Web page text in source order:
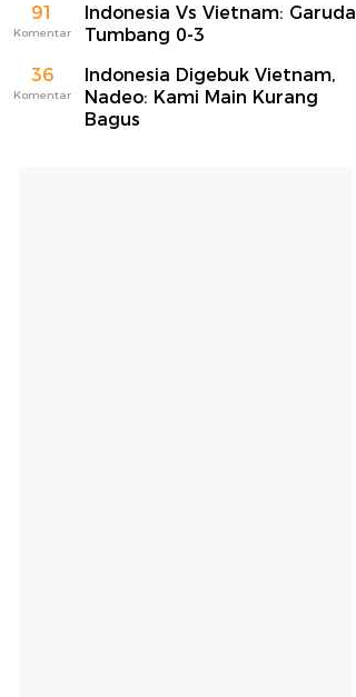
91
Komentar
Indonesia Vs Vietnam: Garuda
Tumbang 0-3
36
Komentar
Indonesia Digebuk Vietnam,
Nadeo: Kami Main Kurang
Bagus